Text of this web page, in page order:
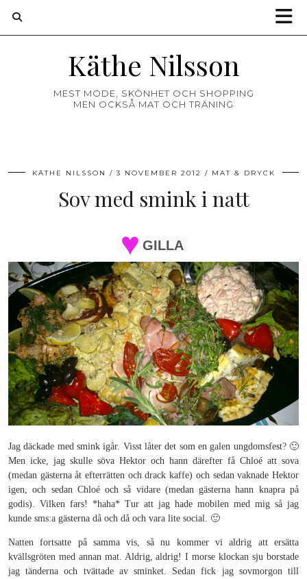
Käthe Nilsson
MEST MODE, SKÖNHET OCH SHOPPING
MEN OCKSÅ MAT OCH TRÄNING
KÄTHE NILSSON 3 NOVEMBER 2012 MAT & DRYCK
Sov med smink i natt
GILLA
Jag däckade med smink igår. Visst låter det som en galen ungdomsfest? 🙂
Men icke, jag skulle söva Hektor och hann därefter få Chloé att sova
(medan gästerna åt efterrätten och drack kaffe) och sedan vaknade Hektor
igen, och sedan Chloé och så vidare (medan gästerna hann knapra på
godis). Vilken fars! *haha* Tur att jag hade mobilen med mig så jag
kunde sms:a gästerna då och då och vara lite social. 🙂
Natten fortsatte på samma vis, så nu kommer vi aldrig att ersätta
kvällsgröten med annan mat. Aldrig, aldrig! I morse klockan sju borstade
jag tänderna och tvättade av sminket. Sedan fick jag sovmorgon till